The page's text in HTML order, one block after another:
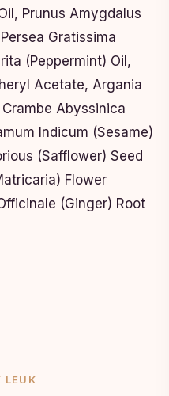
Prunus Amygdalus
Gratissima
(Peppermint) Oil,
Acetate, Argania
Abyssinica
Indicum (Sesame)
(Safflower) Seed
Flower
(Ginger) Root
LEUK